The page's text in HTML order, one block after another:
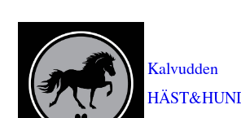
Kalvudden